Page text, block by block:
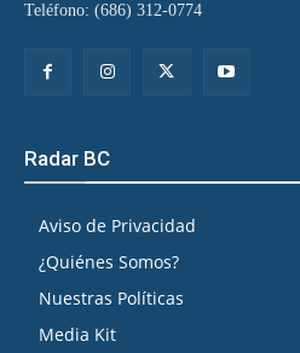
Teléfono: (686) 312-0774
Radar BC
Aviso de Privacidad
¿Quiénes Somos?
Nuestras Políticas
Media Kit